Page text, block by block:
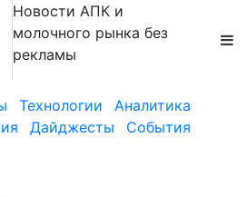
Новости АПК и
молочного рынка без
рекламы
Технологии
Аналитика
Дайджесты
События